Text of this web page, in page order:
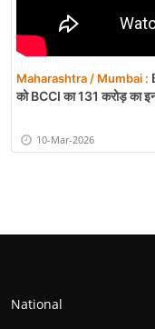
Maharashtra / Mumbai :
को BCCI का 131 करोड़ का
10-Mar-2026
National